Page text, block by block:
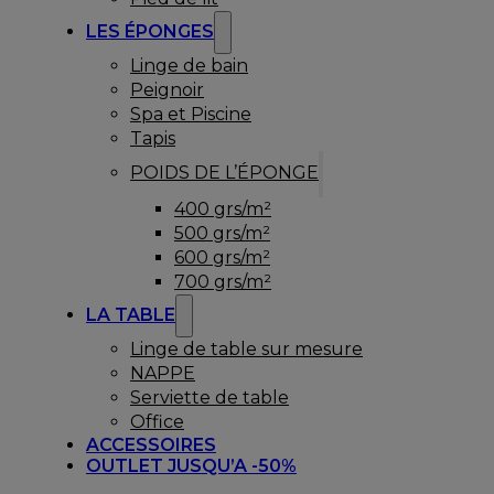
LES ÉPONGES
Linge de bain
Peignoir
Spa et Piscine
Tapis
POIDS DE L’ÉPONGE
400 grs/m²
500 grs/m²
600 grs/m²
700 grs/m²
LA TABLE
Linge de table sur mesure
NAPPE
Serviette de table
Office
ACCESSOIRES
OUTLET JUSQU’A -50%